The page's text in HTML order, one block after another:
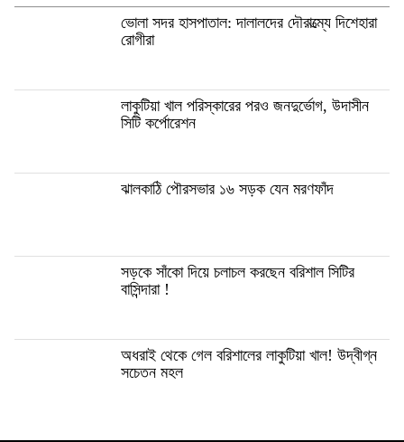
ভোলা সদর হাসপাতাল: দালালদের দৌরাত্ম্যে দিশেহারা
রোগীরা
লাকুটিয়া খাল পরিস্কারের পরও জনদুর্ভোগ, উদাসীন
সিটি কর্পোরেশন
ঝালকাঠি পৌরসভার ১৬ সড়ক যেন মরণফাঁদ
সড়কে সাঁকো দিয়ে চলাচল করছেন বরিশাল সিটির
বাসিন্দারা !
অধরাই থেকে গেল বরিশালের লাকুটিয়া খাল! উদ্বীগ্ন
সচেতন মহল